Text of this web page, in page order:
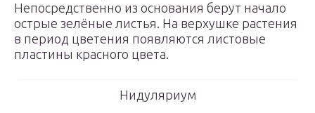
Непосредственно из основания берут начало
острые зелёные листья. На верхушке растения
в период цветения появляются листовые
пластины красного цвета.
Нидуляриум